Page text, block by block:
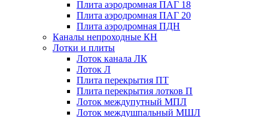
Плита аэродромная ПАГ 18
Плита аэродромная ПАГ 20
Плита аэродромная ПДН
Каналы непроходные КН
Лотки и плиты
Лоток канала ЛК
Лоток Л
Плита перекрытия ПТ
Плита перекрытия лотков П
Лоток междупутный МПЛ
Лоток междушпальный МШЛ